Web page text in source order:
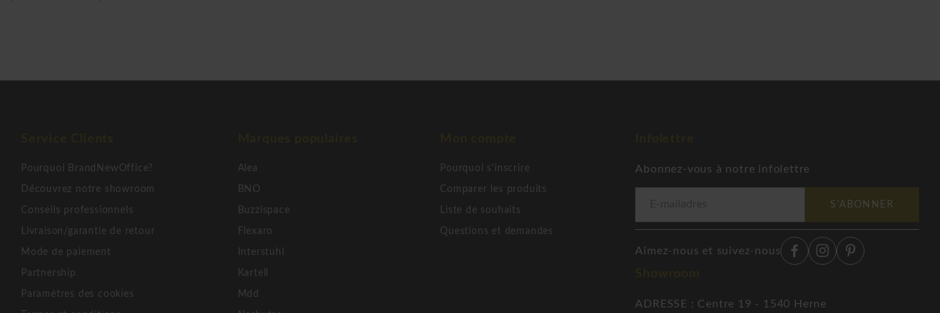
Normann Copenhagen nous entretenons une relation forte entre la scène créative
Pourquoi BrandNewOffice?
Découvrez notre showroom
Conseils professionnels
Livraison/garantie de retour
Mode de paiement
Partnership
Paramètres des cookies
Alea
BNO
Buzzispace
Flexaro
Interstuhl
Kartell
Mdd
Pourquoi s'inscrire
Comparer les produits
Liste de souhaits
Questions et demandes
Abonnez-vous à notre infolettre
S'ABONNER
Aimez-nous et suivez-nous
ADRESSE : Centre 19 - 1540 Herne